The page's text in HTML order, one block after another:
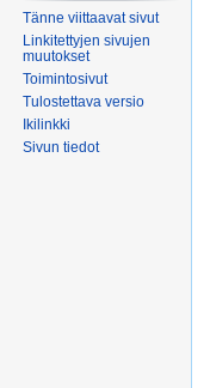
Tänne viittaavat sivut
Linkitettyjen sivujen
muutokset
Toimintosivut
Tulostettava versio
Ikilinkki
Sivun tiedot